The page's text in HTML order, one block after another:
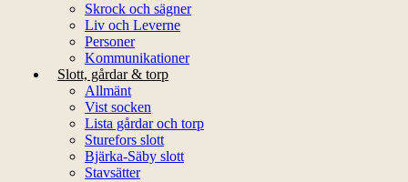
Skrock och sägner
Liv och Leverne
Personer
Kommunikationer
Slott, gårdar & torp
Allmänt
Vist socken
Lista gårdar och torp
Sturefors slott
Bjärka-Säby slott
Stavsätter